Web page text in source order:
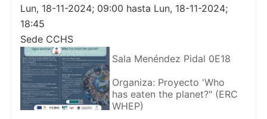
Lun, 18-11-2024; 09:00 hasta Lun, 18-11-2024;
18:45
Sede CCHS
Sala Menéndez Pidal 0E18
Organiza: Proyecto 'Who
has eaten the planet?" (ERC
WHEP)